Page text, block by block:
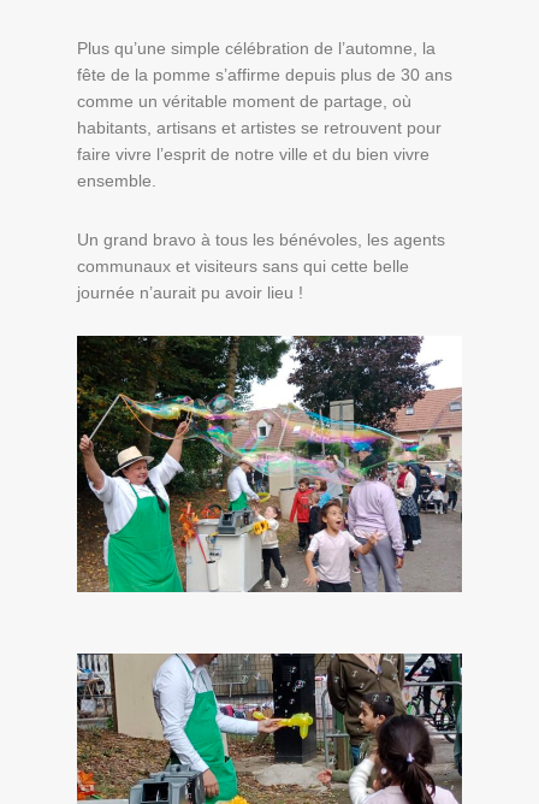
Plus qu’une simple célébration de l’automne, la
fête de la pomme s’affirme depuis plus de 30 ans
comme un véritable moment de partage, où
habitants, artisans et artistes se retrouvent pour
faire vivre l’esprit de notre ville et du bien vivre
ensemble.
Un grand bravo à tous les bénévoles, les agents
communaux et visiteurs sans qui cette belle
journée n’aurait pu avoir lieu !